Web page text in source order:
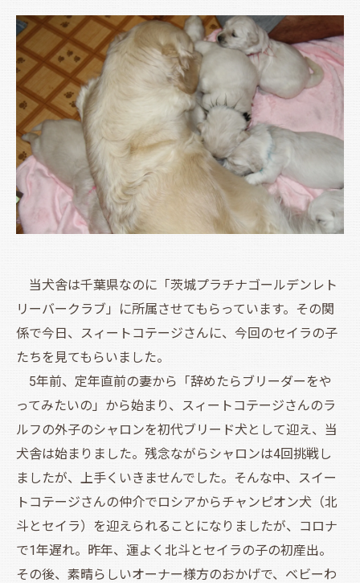
当犬舎は千葉県なのに「茨城プラチナゴールデンレト
リーバークラブ」に所属させてもらっています。その関
係で今日、スィートコテージさんに、今回のセイラの子
たちを見てもらいました。
5年前、定年直前の妻から「辞めたらブリーダーをや
ってみたいの」から始まり、スィートコテージさんのラ
ルフの外子のシャロンを初代ブリード犬として迎え、当
犬舎は始まりました。残念ながらシャロンは4回挑戦し
ましたが、上手くいきませんでした。そんな中、スイー
トコテージさんの仲介でロシアからチャンピオン犬（北
斗とセイラ）を迎えられることになりましたが、コロナ
で1年遅れ。昨年、運よく北斗とセイラの子の初産出。
その後、素晴らしいオーナー様方のおかげで、ベビーわ